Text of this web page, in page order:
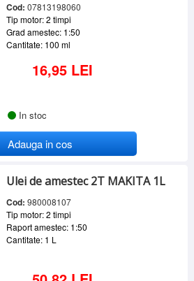
Cod: 07813198060
Tip motor: 2 timpi
Grad amestec: 1:50
Cantitate: 100 ml
16,95 LEI
In stoc
Adauga in cos
Ulei de amestec 2T MAKITA 1L
Cod: 980008107
Tip motor: 2 timpi
Raport amestec: 1:50
Cantitate: 1 L